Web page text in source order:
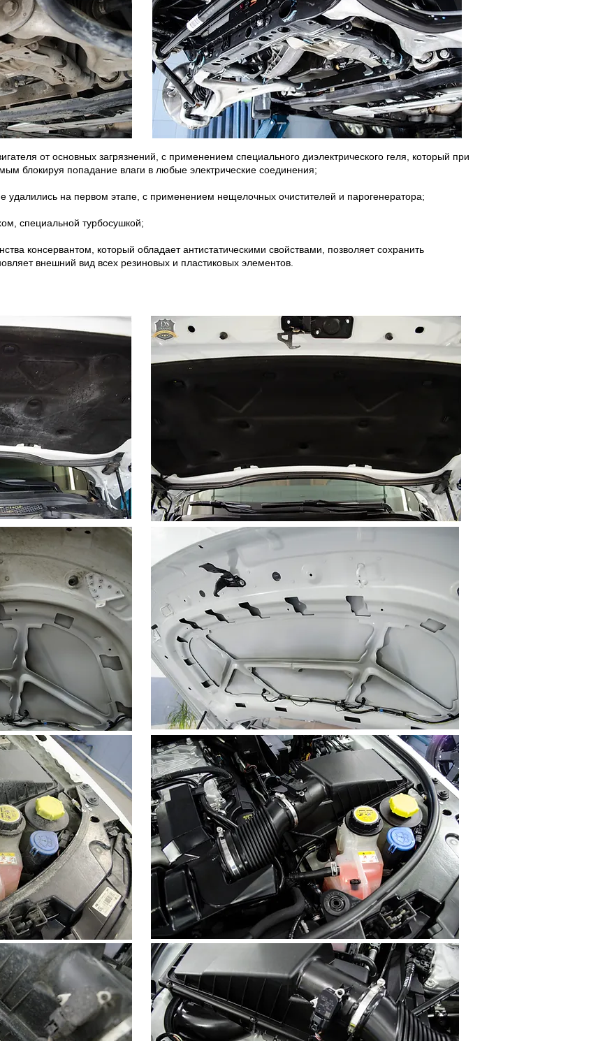
от основных загрязнений, с применением специального диэлектрического геля, который при
блокируя попадание влаги в любые электрические соединения;
удалились на первом этапе, с применением нещелочных очистителей и парогенератора;
специальной турбосушкой;
консервантом, который обладает антистатическими свойствами, позволяет сохранить
внешний вид всех резиновых и пластиковых элементов.